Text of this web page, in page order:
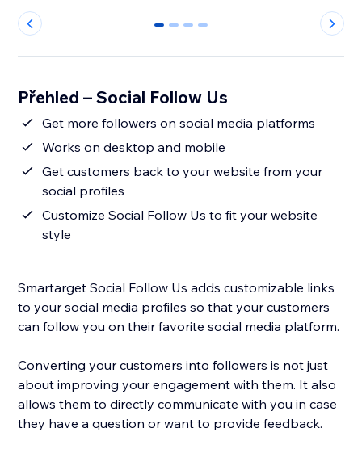
0 1 2 3
Přehled – Social Follow Us
Get more followers on social media platforms
Works on desktop and mobile
Get customers back to your website from your
social profiles
Customize Social Follow Us to fit your website
style
Smartarget Social Follow Us adds customizable links
to your social media profiles so that your customers
can follow you on their favorite social media platform.
Converting your customers into followers is not just
about improving your engagement with them. It also
allows them to directly communicate with you in case
they have a question or want to provide feedback.